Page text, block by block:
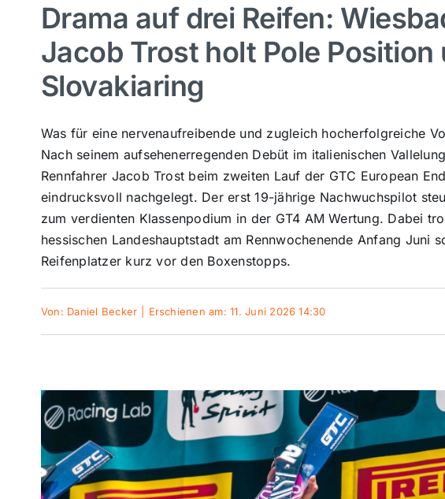
Drama auf drei Reifen:
Jacob Trost holt Pole Position
Slovakiaring
Was für eine nervenaufreibende und zugleich hocherfolgreiche
Nach seinem aufsehenerregenden Debüt im italienischen
Rennfahrer Jacob Trost beim zweiten Lauf der GTC European
eindrucksvoll nachgelegt. Der erst 19-jährige Nachwuchspilot
zum verdienten Klassenpodium in der GT4 AM Wertung. Dabei
hessischen Landeshauptstadt am Rennwochenende Anfang Juni
Reifenplatzer kurz vor den Boxenstopps.
Von: Daniel Becker Erschienen am: 11. Juni 2026 14:30